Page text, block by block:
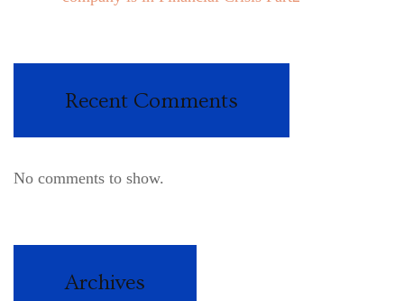
Recent Comments
No comments to show.
Archives